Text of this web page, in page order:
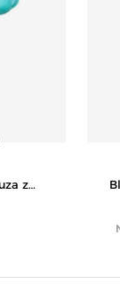
z
-